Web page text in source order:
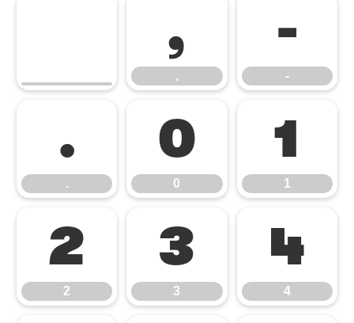
,
,
-
-
.
.
0
0
1
1
2
2
3
3
4
4